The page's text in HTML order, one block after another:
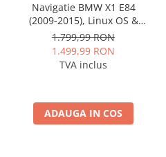
Navigatie BMW X1 E84
(2009-2015), Linux OS &
OEM, Varianta iDrive,
CarPlay & Android Auto
Wireless, MirrorLink,
BGRKITBM004
1.799,99 RON
1.499,99 RON
TVA inclus
ADAUGA IN COS